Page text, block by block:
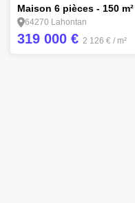
Maison 6 pièces - 150 m²
64270 Lahontan
319 000 € 2 126 € / m²